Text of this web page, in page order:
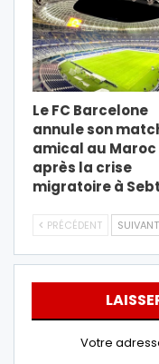
Le FC Barcelone
annule son
amical au Maroc
après la crise
migratoire à
PRÉCÉDENT SUIVANT
Votre